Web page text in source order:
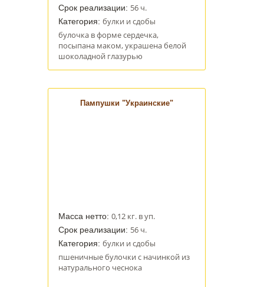
Срок реализации: 56 ч.
Категория: булки и сдобы
булочка в форме сердечка,
посыпана маком, украшена белой
шоколадной глазурью
Пампушки "Украинские"
Масса нетто: 0,12 кг. в уп.
Срок реализации: 56 ч.
Категория: булки и сдобы
пшеничные булочки с начинкой из
натурального чеснока